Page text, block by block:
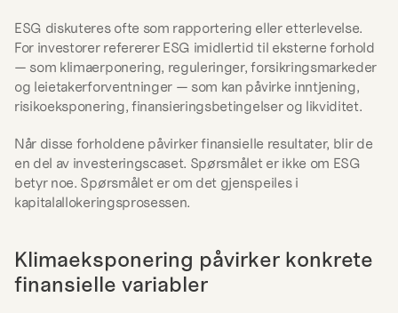
ESG diskuteres ofte som rapportering eller etterlevelse.
For investorer refererer ESG imidlertid til eksterne forhold
— som klimaerponering, reguleringer, forsikringsmarkeder
og leietakerforventninger — som kan påvirke inntjening,
risikoeksponering, finansieringsbetingelser og likviditet.
Når disse forholdene påvirker finansielle resultater, blir de
en del av investeringscaset. Spørsmålet er ikke om ESG
betyr noe. Spørsmålet er om det gjenspeiles i
kapitalallokeringsprosessen.
Klimaeksponering påvirker konkrete
finansielle variabler